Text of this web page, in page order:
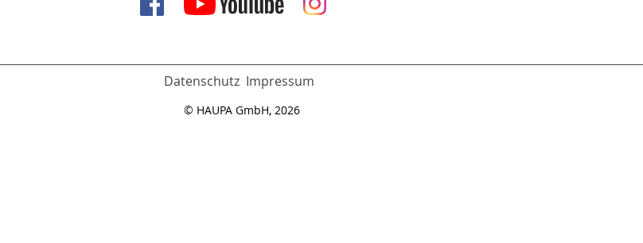
Datenschutz Impressum
© HAUPA GmbH, 2026